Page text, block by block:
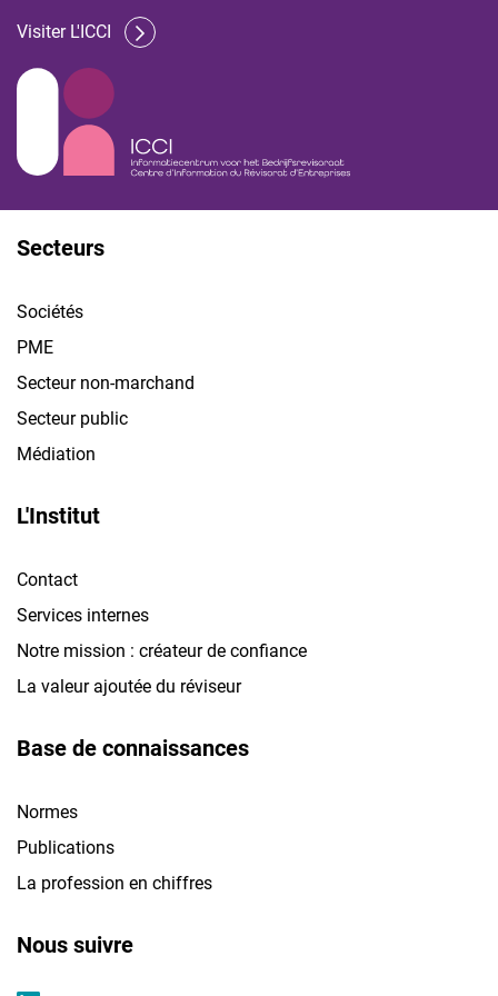
Visiter L'ICCI
Secteurs
Sociétés
PME
Secteur non-marchand
Secteur public
Médiation
L'Institut
Contact
Services internes
Notre mission : créateur de confiance
La valeur ajoutée du réviseur
Base de connaissances
Normes
Publications
La profession en chiffres
Nous suivre